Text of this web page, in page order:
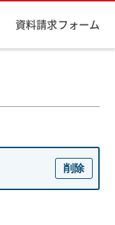
資料請求フォーム
削除